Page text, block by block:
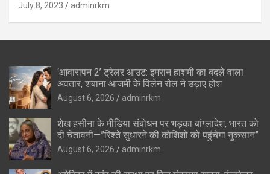
July 8, 2023 adminrkm
‘आवारापन 2’ ट्रेलर आउट: इमरान हाशमी का बदले वाला
अवतार, शबाना आजमी के विलेन रोल ने उड़ाए होश
August 6, 2026 adminrkm
शेख हसीना के मीडिया संबोधन पर भड़का बांग्लादेश, भारत को
दी चेतावनी—”रिश्ते सुधारने की कोशिशों को पहुंचेगा नुकसान”
August 6, 2026 adminrkm